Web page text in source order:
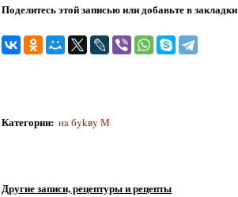
Поделитесь этой записью или добавьте в закладки
Категории: нa бykвy М
Другие записи, рецептуры и рецепты